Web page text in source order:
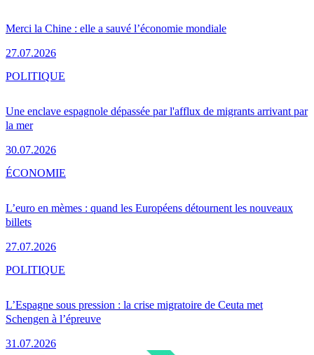
Merci la Chine : elle a sauvé l’économie mondiale
27.07.2026
Une enclave espagnole dépassée par l'afflux de migrants arrivant par
la mer
30.07.2026
POLITIQUE
L’euro en mèmes : quand les Européens détournent les nouveaux
billets
27.07.2026
ÉCONOMIE
L’Espagne sous pression : la crise migratoire de Ceuta met
Schengen à l’épreuve
31.07.2026
POLITIQUE